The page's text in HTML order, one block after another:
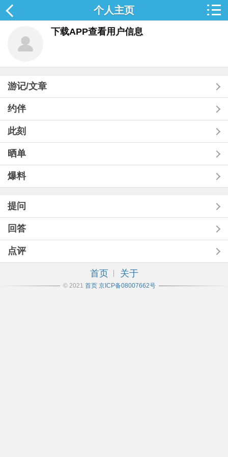
个人主页
下载APP查看用户信息
游记/文章
约伴
此刻
晒单
爆料
提问
回答
点评
首页 关于
© 2021 首页 京ICP备08007662号